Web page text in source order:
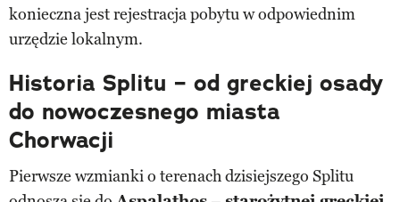
konieczna jest rejestracja pobytu w odpowiednim
urzędzie lokalnym.
Historia Splitu – od greckiej osady
do nowoczesnego miasta
Chorwacji
Pierwsze wzmianki o terenach dzisiejszego Splitu